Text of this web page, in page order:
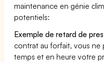
maintenance en génie
potentiels:
Exemple de retard de
contrat au forfait, vous ne
temps et en heure votre